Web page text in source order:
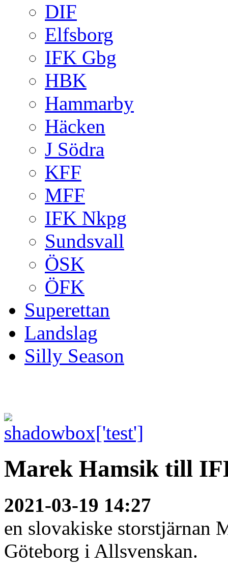
DIF
Elfsborg
IFK Gbg
HBK
Hammarby
Häcken
J Södra
KFF
MFF
IFK Nkpg
Sundsvall
ÖSK
ÖFK
Superettan
Landslag
Silly Season
Marek Hamsik till
2021-03-19 14:27
en slovakiske storstjärnan
Göteborg i Allsvenskan.